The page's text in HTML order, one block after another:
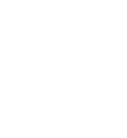
https://www.101tv.es/
Avisos
Por su parte, la zona de
aviso naranja por riesgo
acumulados son más